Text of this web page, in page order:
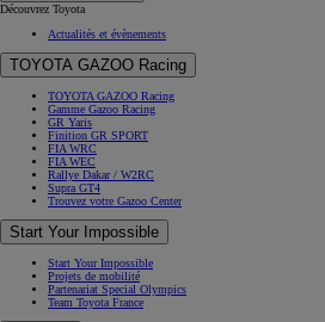
Découvrez Toyota
Actualités et évènements
TOYOTA GAZOO Racing
TOYOTA GAZOO Racing
Gamme Gazoo Racing
GR Yaris
Finition GR SPORT
FIA WRC
FIA WEC
Rallye Dakar / W2RC
Supra GT4
Trouvez votre Gazoo Center
Start Your Impossible
Start Your Impossible
Projets de mobilité
Partenariat Special Olympics
Team Toyota France